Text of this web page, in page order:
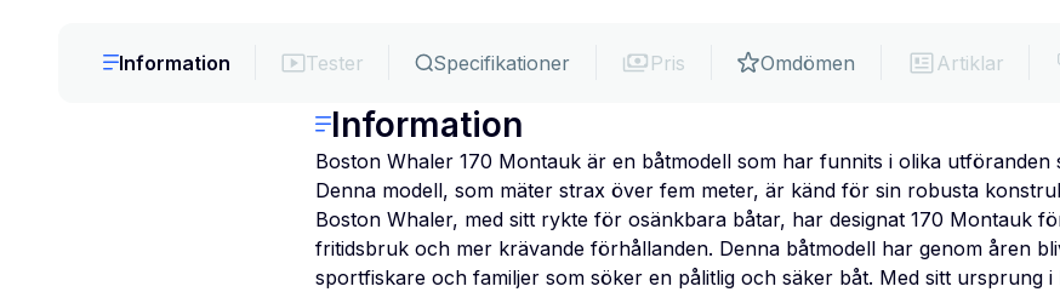
Information Tester Specifikationer Pris Omdömen Artiklar
Information
Boston Whaler 170 Montauk är en båtmodell som har funnits i olika utföranden
Denna modell, som mäter strax över fem meter, är känd för sin robusta
Boston Whaler, med sitt rykte för osänkbara båtar, har designat 170 Montauk
fritidsbruk och mer krävande förhållanden. Denna båtmodell har genom åren
sportfiskare och familjer som söker en pålitlig och säker båt. Med sitt ursprung